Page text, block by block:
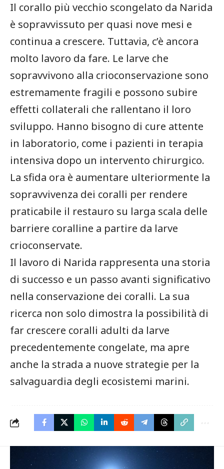
Il corallo ‌più ⁣vecchio scongelato da Narida
è sopravvissuto per quasi nove mesi ⁣e
continua a crescere. Tuttavia, c’è ancora ​
molto lavoro da fare. Le larve che
sopravvivono alla crioconservazione sono
estremamente fragili e possono​ subire
effetti collaterali che rallentano il loro
sviluppo. Hanno bisogno di cure ⁣attente
in⁤ laboratorio, come i‍ pazienti in terapia
intensiva dopo un⁢ intervento‌ chirurgico.
La sfida ora è ​aumentare ulteriormente la
sopravvivenza dei coralli per rendere
praticabile il restauro su⁢ larga scala delle
barriere coralline a⁢ partire da larve
crioconservate.
Il lavoro di ⁢Narida rappresenta una storia
di successo e un passo avanti significativo
nella conservazione dei⁤ coralli. ⁣La sua
ricerca non solo‍ dimostra la possibilità ‍di
far crescere coralli adulti da larve
precedentemente congelate, ma apre
anche la strada a nuove strategie per la
salvaguardia degli ecosistemi marini.